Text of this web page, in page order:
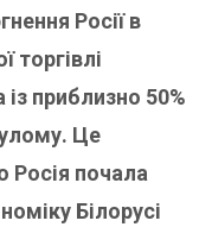
Росії в
торгівлі
із приблизно 50%
Це
Росія почала
Білорусі